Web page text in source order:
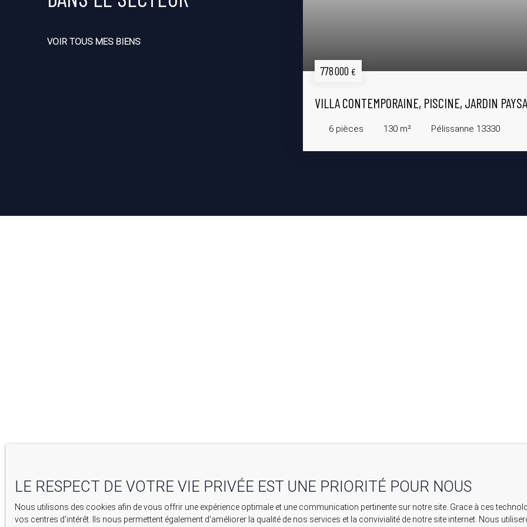
VOIR TOUS MES BIENS
334 000€
MAISON ANCIENNE À VENDRE, 3
pièces 71.23m² Salon-de-
LE RESPECT DE VOTRE VIE PRIVÉE EST UNE PRIORITÉ POUR NOUS
Nous utilisons des cookies afin de vous offrir une expérience optimale et une communication pertinente sur notre site. Grace à ces
vos centres d'intérêt. Ils nous permettent également d'améliorer la qualité de nos services et la convivialité de notre site internet. Nous